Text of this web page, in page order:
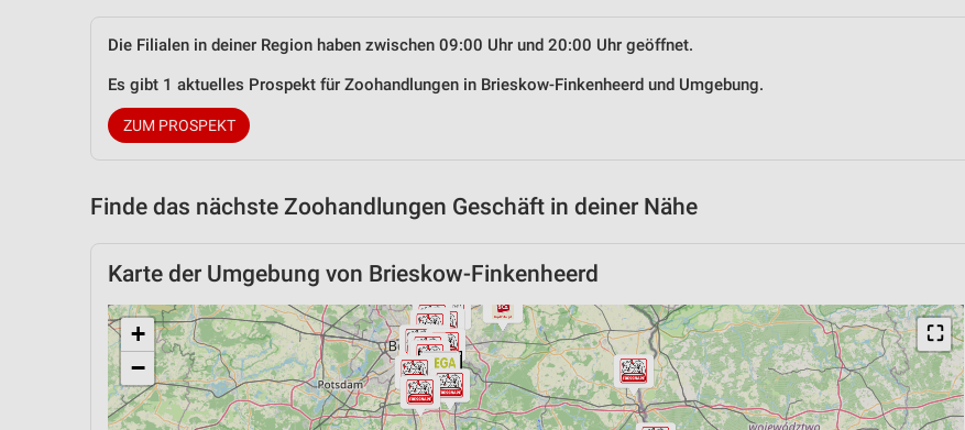
Die Filialen in deiner Region haben zwischen 09:00 Uhr und 20:00 Uhr geöffnet.
Es gibt 1 aktuelles Prospekt für Zoohandlungen in Brieskow-Finkenheerd und Umgebung.
ZUM PROSPEKT
Finde das nächste Zoohandlungen Geschäft in deiner Nähe
Karte der Umgebung von Brieskow-Finkenheerd
⛶
+
−